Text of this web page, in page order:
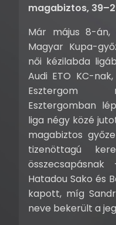
magabiztos,
Már május 8-
Magyar Kupa-
női kézilabda
Audi ETO KC-
Esztergom
Esztergomban
liga négy közé
magabiztos
tizenöttagú
Hatadou Sako és
kapott, míg
neve bekerült a